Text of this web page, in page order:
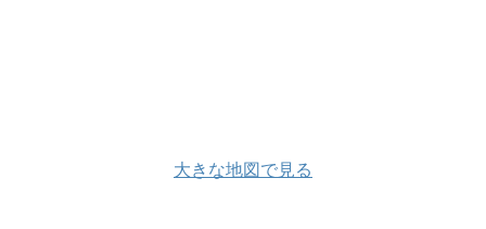
大きな地図で見る